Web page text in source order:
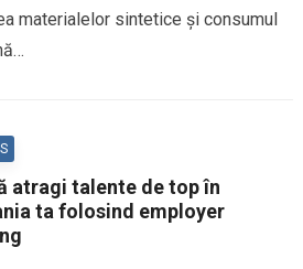
materialelor sintetice și consumul
atragi talente de top în
ta folosind employer